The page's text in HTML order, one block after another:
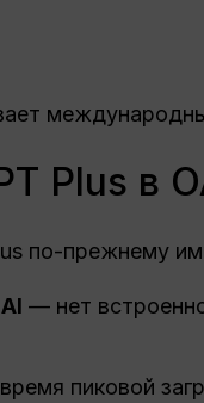
Plus в
по-прежнему
— нет
пиковой